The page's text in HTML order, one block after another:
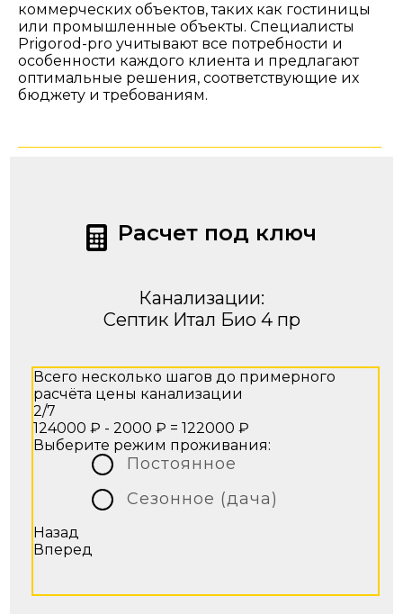
коммерческих объектов, таких как гостиницы
или промышленные объекты. Специалисты
Prigorod-pro учитывают все потребности и
особенности каждого клиента и предлагают
оптимальные решения, соответствующие их
бюджету и требованиям.
Расчет под ключ
Канализации:
Септик Итал Био 4 пр
Всего несколько шагов до примерного
расчёта цены канализации
2/7
124000 ₽ - 2000 ₽ = 122000 ₽
Выберите режим проживания:
Постоянное
Сезонное (дача)
Назад
Вперед